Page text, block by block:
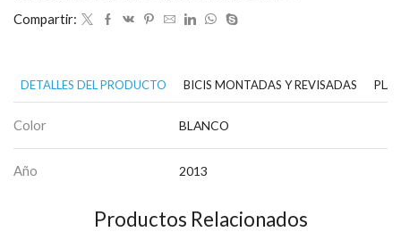
Compartir:
DETALLES DEL PRODUCTO BICIS MONTADAS Y REVISADAS
Color BLANCO
Año 2013
Productos Relacionados